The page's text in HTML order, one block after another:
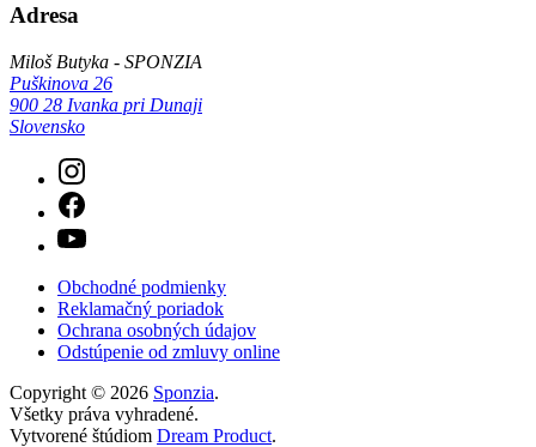
Adresa
Miloš Butyka - SPONZIA
Puškinova 26
900 28 Ivanka pri Dunaji
Slovensko
Obchodné podmienky
Reklamačný poriadok
Ochrana osobných údajov
Odstúpenie od zmluvy online
Copyright © 2026 Sponzia.
Všetky práva vyhradené.
Vytvorené štúdiom Dream Product.